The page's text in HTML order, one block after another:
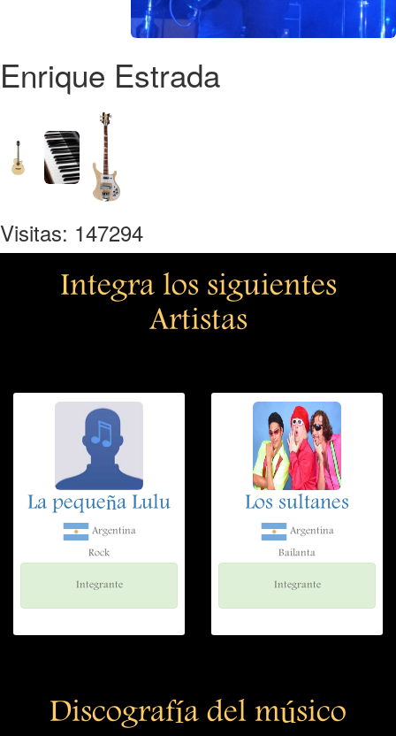
Enrique Estrada
Visitas: 147294
Integra los siguientes
Artistas
La pequeña Lulu
Argentina
Rock
Integrante
Los sultanes
Argentina
Bailanta
Integrante
Discografía del músico